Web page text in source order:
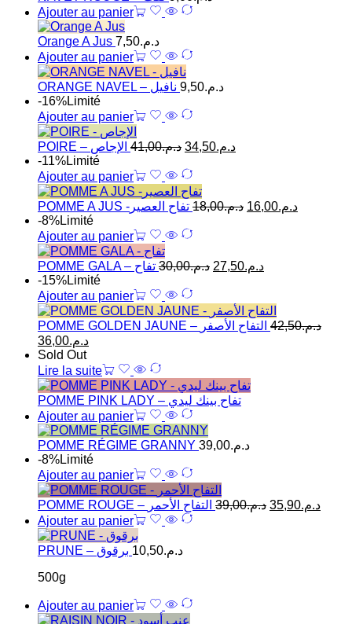
Ajouter au panier
Orange A Jus د.م.7,50
Ajouter au panier
د.م.9,50
-16%Limité
Ajouter au panier
د.م.41,00 د.م.34,50
-11%Limité
Ajouter au panier
د.م.18,00 د.م.16,00
-8%Limité
Ajouter au panier
د.م.30,00 د.م.27,50
-15%Limité
Ajouter au panier
د.م.42,50
د.م.36,00
Sold Out
Lire la suite
POMME PINK LADY – تفاح بينك ليدي
Ajouter au panier
POMME RÉGIME GRANNY د.م.39,00
-8%Limité
Ajouter au panier
د.م.39,00 د.م.35,90
Ajouter au panier
د.م.10,50
500g
Ajouter au panier